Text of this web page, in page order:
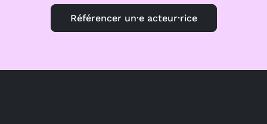
Référencer un·e acteur·rice